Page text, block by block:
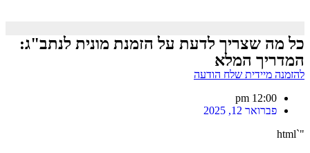
כל מה שצריך לדעת על הזמנת מונית לנתב"ג:
המדריך המלא
להזמנה מיידית שלח הודעה
12:00 pm
פברואר 12, 2025
"`html